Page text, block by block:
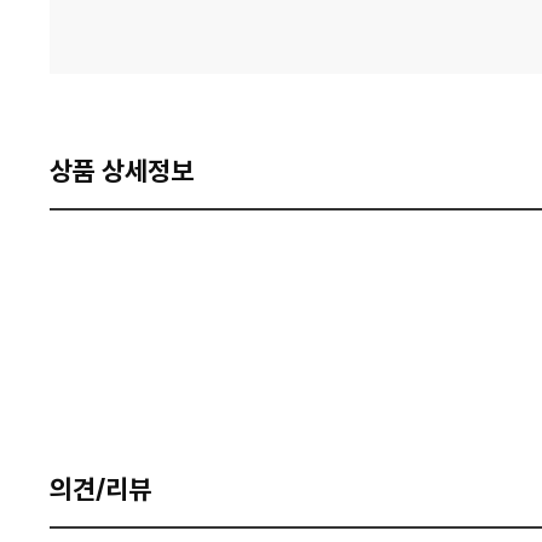
상품 상세정보
의견/리뷰